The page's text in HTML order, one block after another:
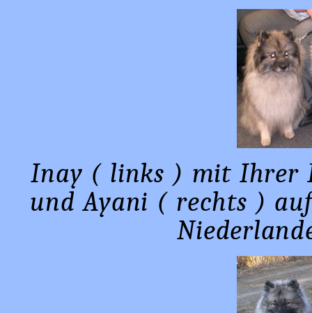
Inay ( links ) mit Ihrer
und Ayani ( rechts )